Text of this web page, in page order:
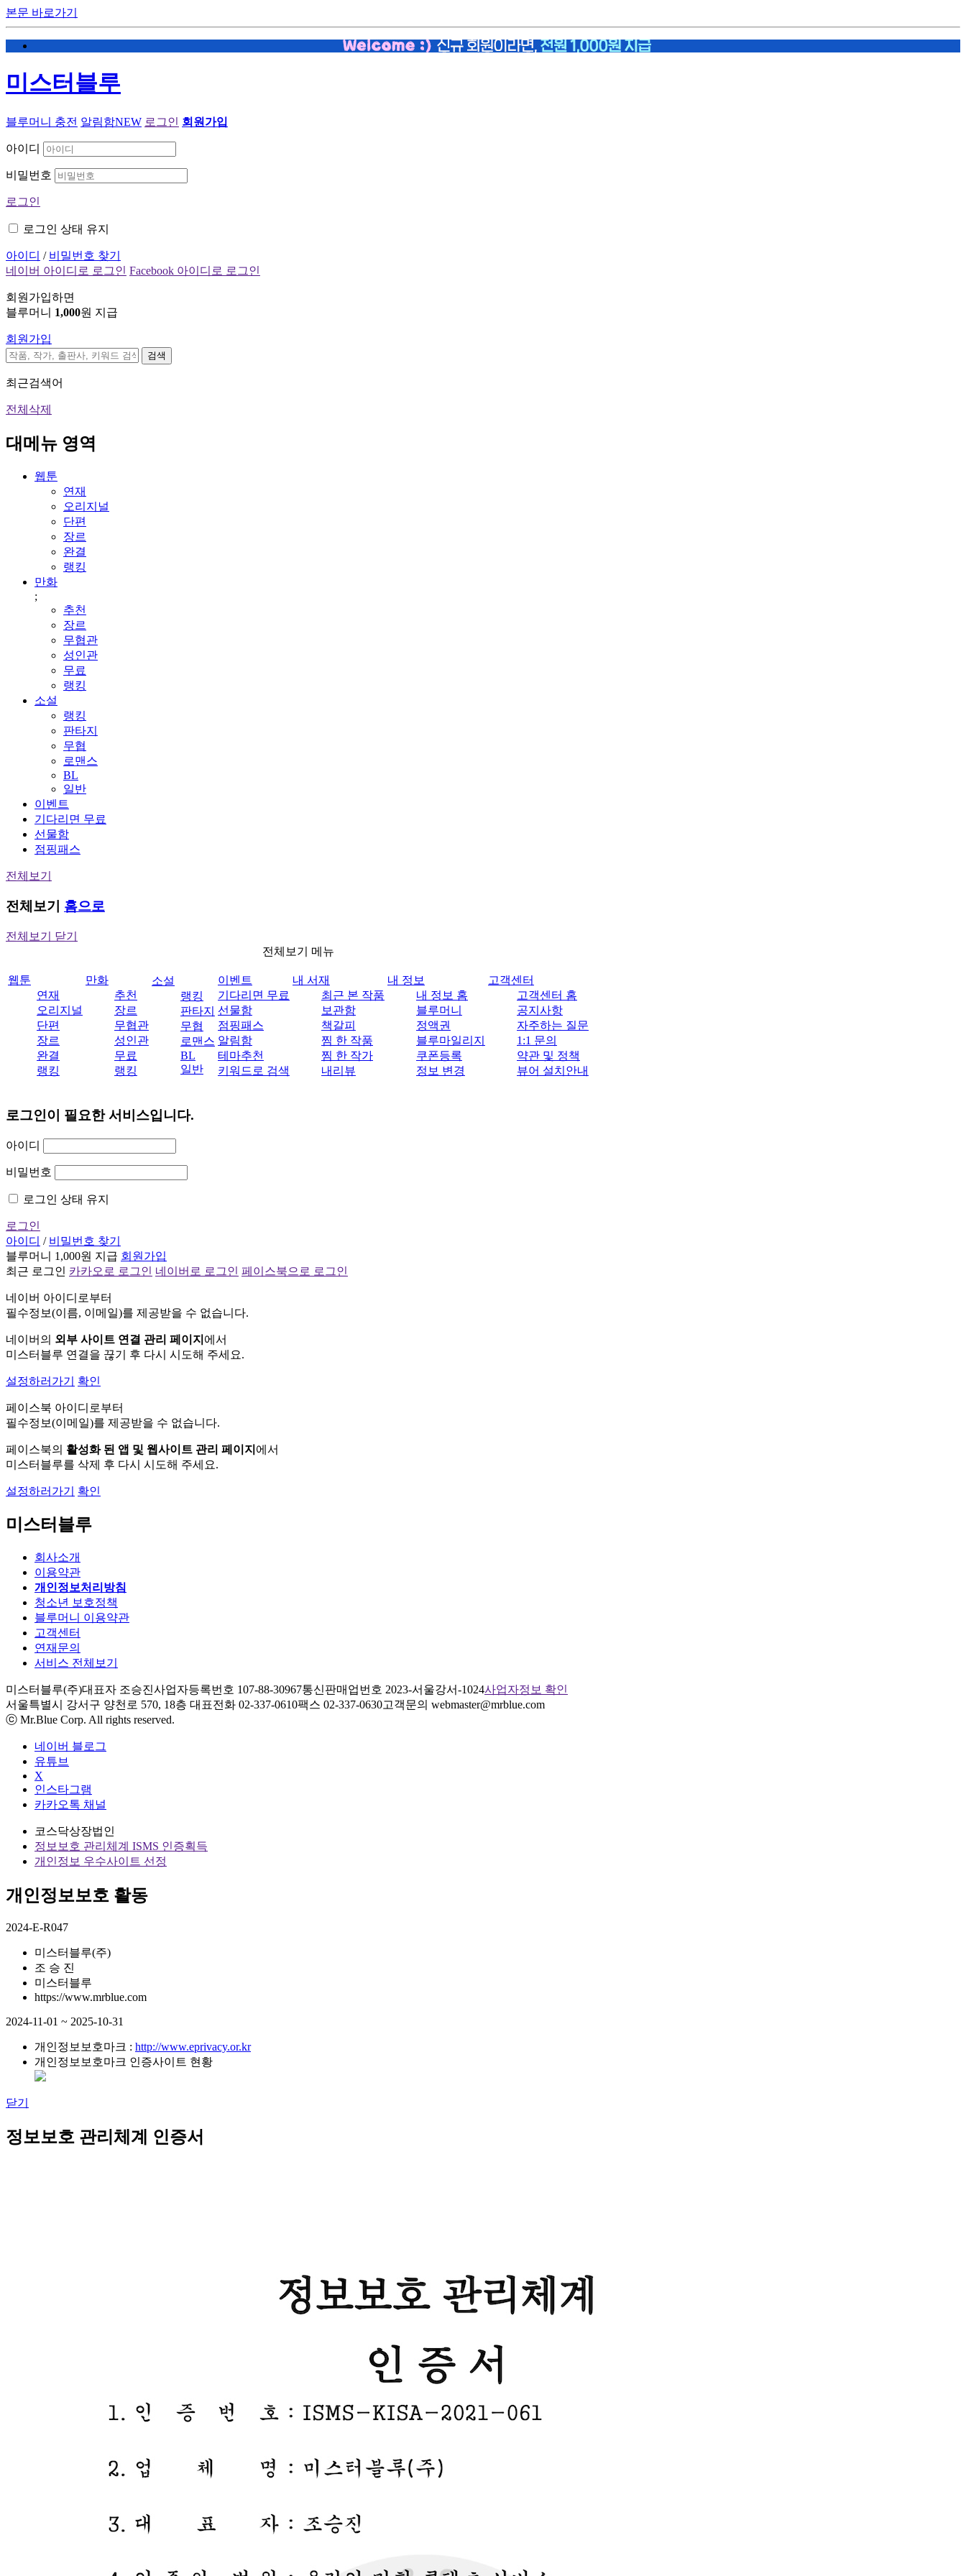
본문 바로가기
미스터블루
블루머니 충전 알림함NEW 로그인 회원가입
아이디
비밀번호
로그인
로그인 상태 유지
아이디 / 비밀번호 찾기
네이버 아이디로 로그인 Facebook 아이디로 로그인
회원가입하면
블루머니 1,000원 지급
회원가입
검색
최근검색어
전체삭제
대메뉴 영역
웹툰
연재
오리지널
단편
장르
완결
랭킹
만화
;
추천
장르
무협관
성인관
무료
랭킹
소설
랭킹
판타지
무협
로맨스
BL
일반
이벤트
기다리면 무료
선물함
점핑패스
전체보기
전체보기 홈으로
전체보기 닫기
전체보기 메뉴
웹툰
연재
오리지널
단편
장르
완결
랭킹
만화
추천
장르
무협관
성인관
무료
랭킹
소설
랭킹
판타지
무협
로맨스
BL
일반
이벤트
기다리면 무료
선물함
점핑패스
알림함
테마추천
키워드로 검색
내 서재
최근 본 작품
보관함
책갈피
찜 한 작품
찜 한 작가
내리뷰
내 정보
내 정보 홈
블루머니
정액권
블루마일리지
쿠폰등록
정보 변경
고객센터
고객센터 홈
공지사항
자주하는 질문
1:1 문의
약관 및 정책
뷰어 설치안내
로그인이 필요한 서비스입니다.
아이디
비밀번호
로그인 상태 유지
로그인
아이디 / 비밀번호 찾기
블루머니 1,000원 지급 회원가입
최근 로그인 카카오로 로그인 네이버로 로그인 페이스북으로 로그인
네이버 아이디로부터
필수정보(이름, 이메일)를 제공받을 수 없습니다.
네이버의 외부 사이트 연결 관리 페이지 에서
미스터블루 연결을 끊기 후 다시 시도해 주세요.
설정하러가기 확인
페이스북 아이디로부터
필수정보(이메일)를 제공받을 수 없습니다.
페이스북의 활성화 된 앱 및 웹사이트 관리 페이지 에서
미스터블루를 삭제 후 다시 시도해 주세요.
설정하러가기 확인
미스터블루
회사소개
이용약관
개인정보처리방침
청소년 보호정책
블루머니 이용약관
고객센터
연재문의
서비스 전체보기
미스터블루(주)대표자 조승진사업자등록번호 107-88-30967통신판매업번호 2023-서울강서-1024사업자정보 확인
서울특별시 강서구 양천로 570, 18층 대표전화 02-337-0610팩스 02-337-0630고객문의 webmaster@mrblue.com
ⓒ Mr.Blue Corp. All rights reserved.
네이버 블로그
유튜브
X
인스타그램
카카오톡 채널
코스닥상장법인
정보보호 관리체계 ISMS 인증획득
개인정보 우수사이트 선정
개인정보보호 활동
2024-E-R047
미스터블루(주)
조 승 진
미스터블루
https://www.mrblue.com
2024-11-01 ~ 2025-10-31
개인정보보호마크 : http://www.eprivacy.or.kr
개인정보보호마크 인증사이트 현황
닫기
정보보호 관리체계 인증서